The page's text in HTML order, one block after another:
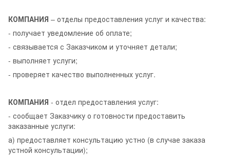
КОМПАНИЯ – отделы предоставления услуг и качества:
- получает уведомление об оплате;
- связывается с Заказчиком и уточняет детали;
- выполняет услуги;
- проверяет качество выполненных услуг.
КОМПАНИЯ - отдел предоставления услуг:
- сообщает Заказчику о готовности предоставить
заказанные услуги:
а) предоставляет консультацию устно (в случае заказа
устной консультации);